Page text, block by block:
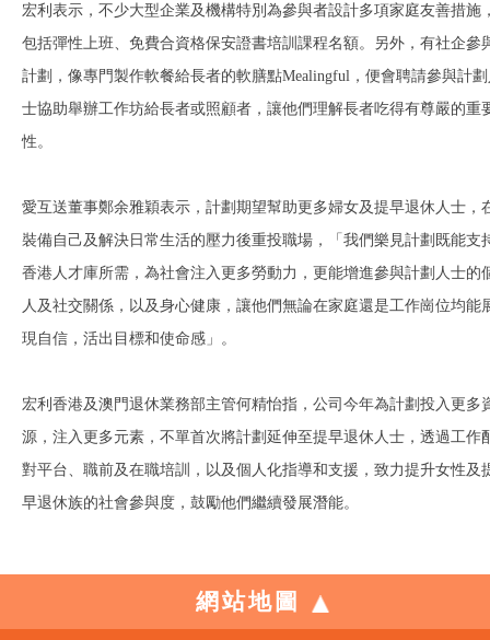
宏利表示，不少大型企業及機構特別為參與者設計多項家庭友善措施
包括彈性上班、免費合資格保安證書培訓課程名額。另外，有社企參
計劃，像專門製作軟餐給長者的軟膳點Mealingful，便會聘請參與計
士協助舉辦工作坊給長者或照顧者，讓他們理解長者吃得有尊嚴的重
性。
愛互送董事鄭余雅穎表示，計劃期望幫助更多婦女及提早退休人士，
裝備自己及解決日常生活的壓力後重投職場，「我們樂見計劃既能支
香港人才庫所需，為社會注入更多勞動力，更能增進參與計劃人士的
人及社交關係，以及身心健康，讓他們無論在家庭還是工作崗位均能
現自信，活出目標和使命感」。
宏利香港及澳門退休業務部主管何精怡指，公司今年為計劃投入更多
源，注入更多元素，不單首次將計劃延伸至提早退休人士，透過工作
對平台、職前及在職培訓，以及個人化指導和支援，致力提升女性及
早退休族的社會參與度，鼓勵他們繼續發展潛能。
網站地圖